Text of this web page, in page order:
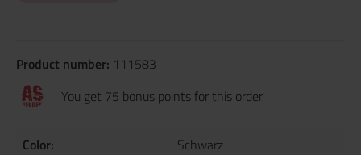
Product number: 111583
You get 75 bonus points for this order
Color:
Schwarz